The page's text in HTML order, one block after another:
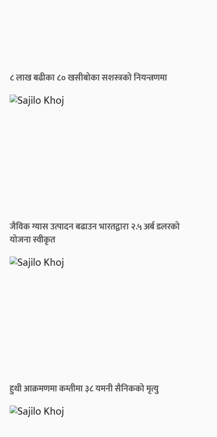
८ लाख बढीका ८० खसीबोका सशस्त्रको नियन्त्रणमा
जैविक ग्यास उत्पादन बढाउन भारतद्वारा २.५ अर्ब डलरको
योजना स्वीकृत
हुथी आक्रमणमा कम्तीमा ३८ यमनी सैनिकको मृत्यु